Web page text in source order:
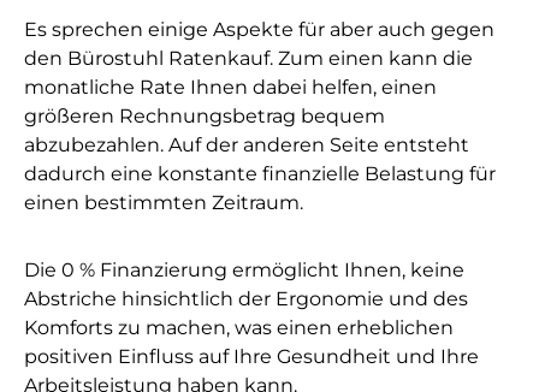
Es sprechen einige Aspekte für aber auch gegen
den Bürostuhl Ratenkauf. Zum einen kann die
monatliche Rate Ihnen dabei helfen, einen
größeren Rechnungsbetrag bequem
abzubezahlen. Auf der anderen Seite entsteht
dadurch eine konstante finanzielle Belastung für
einen bestimmten Zeitraum.
Die 0 % Finanzierung ermöglicht Ihnen, keine
Abstriche hinsichtlich der Ergonomie und des
Komforts zu machen, was einen erheblichen
positiven Einfluss auf Ihre Gesundheit und Ihre
Arbeitsleistung haben kann.